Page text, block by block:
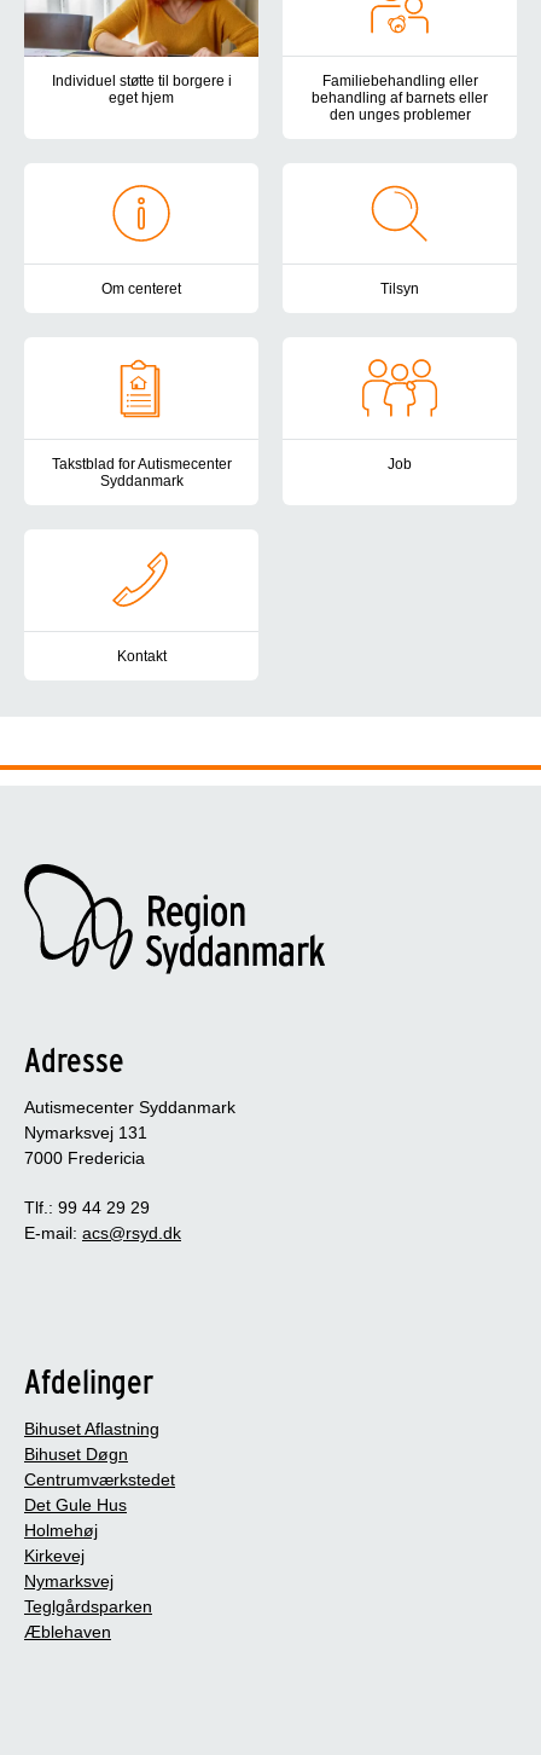
Individuel støtte til borgere i
eget hjem
Botilbuddene Holmehøj, Kirkevej og Teglgårdsparken tilbyder
Familiebehandling eller
behandling af barnets eller
den unges problemer
Om centeret Tilsyn
Takstblad for Autismecenter
Syddanmark
Job
Kontakt
Adresse
Autismecenter Syddanmark
Nymarksvej 131
7000 Fredericia
Tlf.: 99 44 29 29
E-mail: acs@rsyd.dk
Afdelinger
Bihuset Aflastning
Bihuset Døgn
Centrumværkstedet
Det Gule Hus
Holmehøj
Kirkevej
Nymarksvej
Teglgårdsparken
Æblehaven